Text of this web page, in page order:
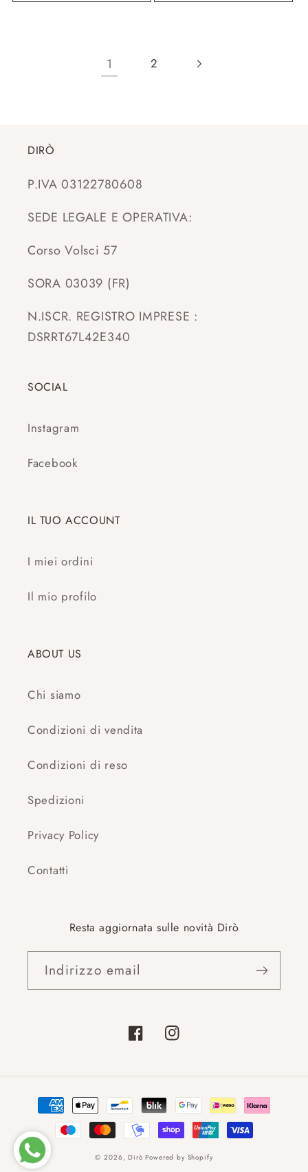
1 2
DIRÒ
P.IVA 03122780608
SEDE LEGALE E OPERATIVA:
Corso Volsci 57
SORA 03039 (FR)
N.ISCR. REGISTRO IMPRESE :
DSRRT67L42E340
SOCIAL
Instagram
Facebook
IL TUO ACCOUNT
I miei ordini
Il mio profilo
ABOUT US
Chi siamo
Condizioni di vendita
Condizioni di reso
Spedizioni
Privacy Policy
Contatti
Resta aggiornata sulle novità Dirò
Indirizzo email
FacebookInstagram
Metodi
di
pagamento
© 2026,DiròPowered by Shopify